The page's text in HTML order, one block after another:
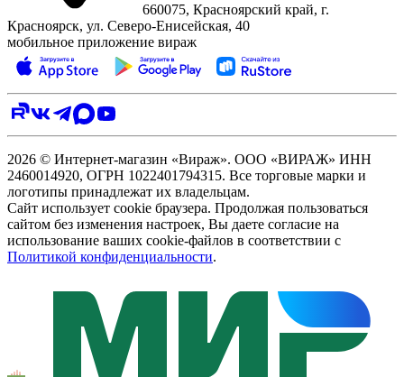
660075, Красноярский край, г.
Красноярск, ул. Северо‑Енисейская, 40
мобильное приложение вираж
2026 © Интернет-магазин «Вираж». ООО «ВИРАЖ» ИНН
2460014920, ОГРН 1022401794315. Все торговые марки и
логотипы принадлежат их владельцам.
Сайт использует cookie браузера. Продолжая пользоваться
сайтом без изменения настроек, Вы даете согласие на
использование ваших cookie-файлов в соответствии с
Политикой конфиденциальности.